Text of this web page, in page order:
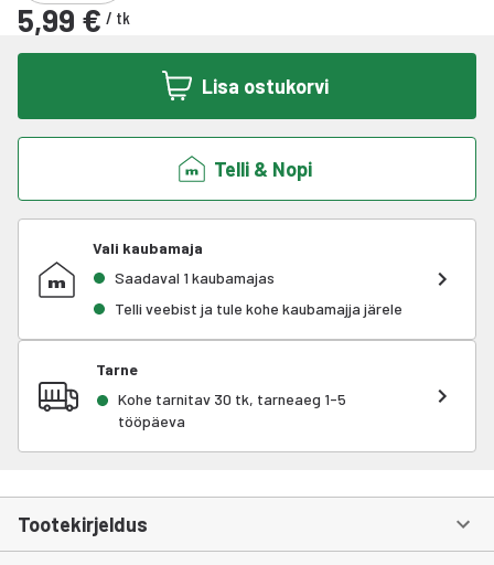
5,99 € / tk
Lisa ostukorvi
Telli & Nopi
Vali kaubamaja
Saadaval 1 kaubamajas
Telli veebist ja tule kohe kaubamajja järele
Tarne
Kohe tarnitav 30 tk, tarneaeg 1-5
tööpäeva
Tootekirjeldus